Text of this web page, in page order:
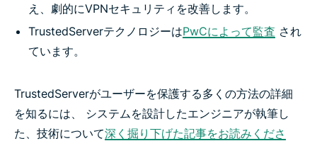
え、劇的にVPNセキュリティを改善します。
TrustedServerテクノロジーはPwCによって監査 され
ています。
TrustedServerがユーザーを保護する多くの方法の詳細
を知るには、 システムを設計したエンジニアが執筆し
た、技術について深く掘り下げた記事をお読みくださ